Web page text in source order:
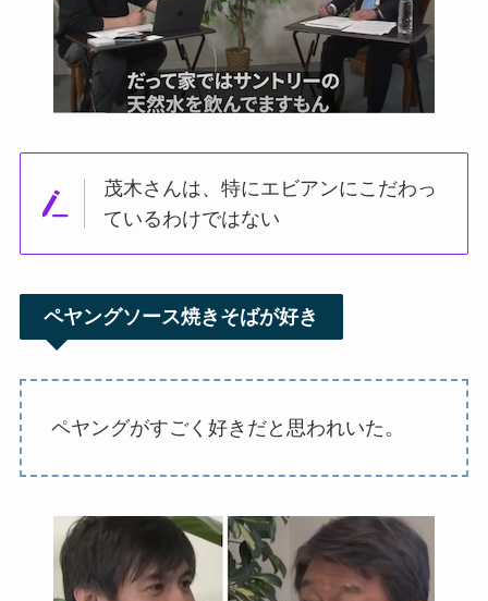
茂木さんは、特にエビアンにこだわっ
ているわけではない
ペヤングソース焼きそばが好き
ペヤングがすごく好きだと思われいた。